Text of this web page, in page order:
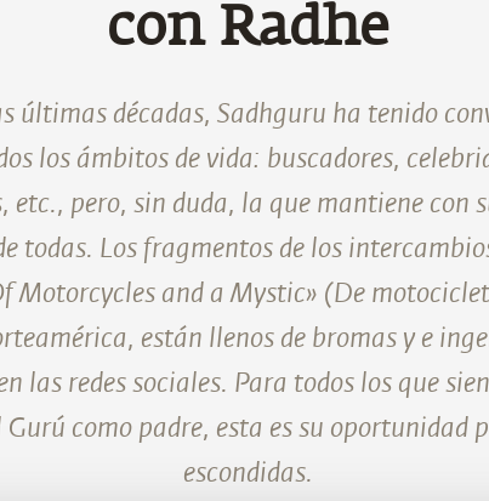
con Radhe
últimas décadas, Sadhguru ha tenido
los ámbitos de vida: buscadores,
pero, sin duda, la que mantiene con
todas. Los fragmentos de los
Motorcycles and a Mystic» (De
están llenos de bromas y e
las redes sociales. Para todos los que
Gurú como padre, esta es su oportunidad
escondidas.